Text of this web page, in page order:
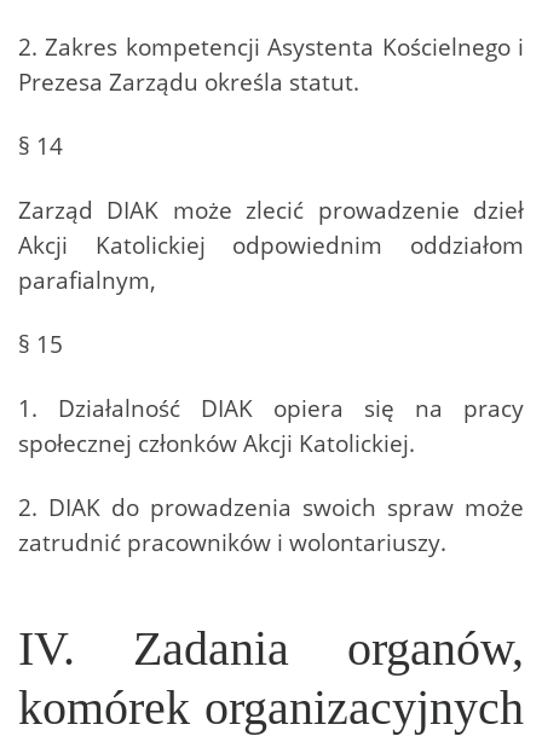
2. Zakres kompetencji Asystenta Kościelnego i
Prezesa Zarządu określa statut.
§ 14
Zarząd DIAK może zlecić prowadzenie dzieł
Akcji Katolickiej odpowiednim oddziałom
parafialnym,
§ 15
1. Działalność DIAK opiera się na pracy
społecznej członków Akcji Katolickiej.
2. DIAK do prowadzenia swoich spraw może
zatrudnić pracowników i wolontariuszy.
IV. Zadania organów,
komórek organizacyjnych